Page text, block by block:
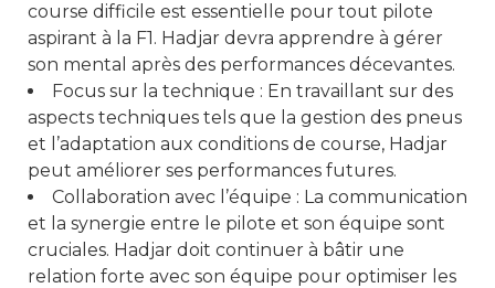
course difficile est essentielle pour tout pilote
aspirant à la F1. Hadjar devra apprendre à gérer
son mental après des performances décevantes.
Focus sur la technique : En travaillant sur des
aspects techniques tels que la gestion des pneus
et l’adaptation aux conditions de course, Hadjar
peut améliorer ses performances futures.
Collaboration avec l’équipe : La communication
et la synergie entre le pilote et son équipe sont
cruciales. Hadjar doit continuer à bâtir une
relation forte avec son équipe pour optimiser les